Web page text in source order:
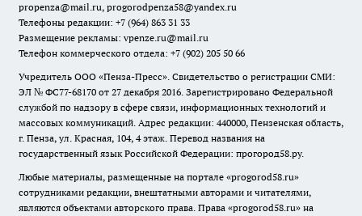
propenza@mail.ru, progorodpenza58@yandex.ru
Телефоны редакции: +7 (964) 863 31 33
Размещение рекламы: vpenze.ru@mail.ru
Телефон коммерческого отдела: +7 (902) 205 50 66
Учредитель ООО «Пенза-Пресс». Свидетельство о регистрации СМИ:
ЭЛ № ФС77-68170 от 27 декабря 2016. Зарегистрировано Федеральной
службой по надзору в сфере связи, информационных технологий и
массовых коммуникаций. Адрес редакции: 440000, Пензенская область,
г. Пенза, ул. Красная, 104, 4 этаж. Перевод названия на
государственный язык Российской Федерации: прогород58.ру.
Любые материалы, размещенные на портале «progorod58.ru»
сотрудниками редакции, внештатными авторами и читателями,
являются объектами авторского права. Права «progorod58.ru» на